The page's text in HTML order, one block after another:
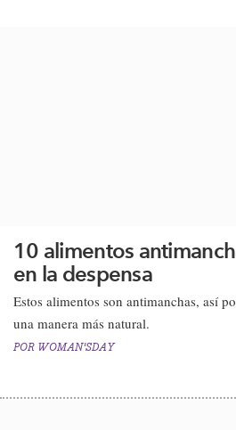
10 alimentos
en la despensa
Estos alimentos son antimanchas, así
una manera más natural.
POR WOMAN'SDAY